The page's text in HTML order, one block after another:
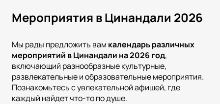
Мероприятия в Цинандали 2026
Мы рады предложить вам календарь различных
мероприятий вЦинандали на2026 год,
включающий разнообразные культурные,
развлекательные и образовательные мероприятия.
Познакомьтесь с увлекательной афишей, где
каждый найдет что-то по душе.